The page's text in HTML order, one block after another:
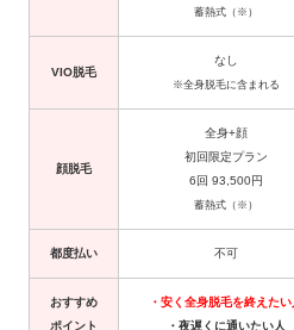
蓄熱式（※）
VIO脱毛
なし
※全身脱毛に含まれる
顔脱毛
全身+顔
初回限定プラン
6回 93,500円
蓄熱式（※）
都度払い 不可
おすすめ
ポイント
・安く全身脱毛を終えたい
・夜遅くに通いたい人